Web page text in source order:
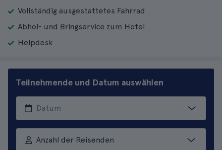
Vollständig ausgestattetes Fahrrad
Abhol- und Bringservice zum Hotel
Helpdesk
Teilnehmende und Datum auswählen
Anzahl der Reisenden